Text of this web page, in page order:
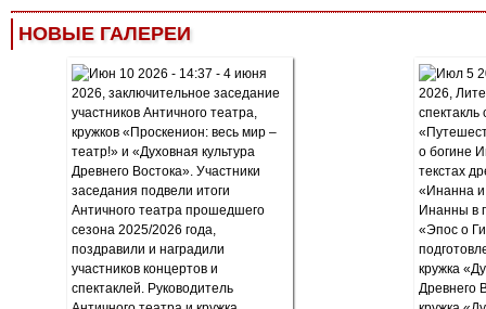
НОВЫЕ ГАЛЕРЕИ